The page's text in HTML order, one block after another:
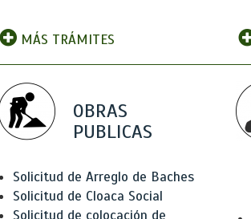
MÁS TRÁMITES
OBRAS
PUBLICAS
Solicitud de Arreglo de Baches
Solicitud de Cloaca Social
Solicitud de colocación de